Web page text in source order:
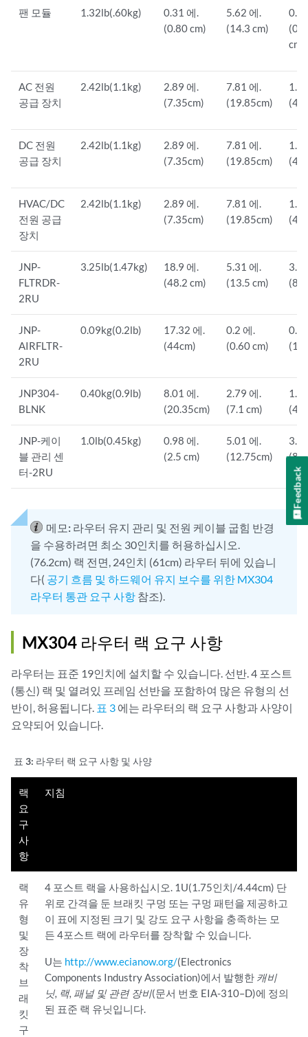
팬 모듈 1.32lb(.60kg)
0.31 에.
(0.80 cm)
5.62 에.
(14.3 cm)
cm)
AC 전원
공급 장치
2.42lb(1.1kg)
2.89 에.
(7.35cm)
7.81 에.
(19.85cm)
DC 전원
공급 장치
2.42lb(1.1kg)
2.89 에.
(7.35cm)
7.81 에.
(19.85cm)
HVAC/DC
전원 공급
장치
2.42lb(1.1kg)
2.89 에.
(7.35cm)
7.81 에.
(19.85cm)
JNP-
FLTRDR-
2RU
3.25lb(1.47kg)
18.9 에.
(48.2 cm)
5.31 에.
(13.5 cm)
JNP-
AIRFLTR-
2RU
0.09kg(0.2lb)
17.32 에.
(44cm)
0.2 에.
(0.60 cm)
JNP304-
BLNK
0.40kg(0.9lb)
8.01 에.
(20.35cm)
2.79 에.
(7.1 cm)
JNP-케이
블 관리 센
터-2RU
1.0lb(0.45kg)
0.98 에.
(2.5 cm)
5.01 에.
(12.75cm)
메모: 라우터 유지 관리 및 전원 케이블 굽힘 반경
을 수용하려면 최소 30인치를 허용하십시오.
(76.2cm) 랙 전면, 24인치 (61cm) 라우터 뒤에 있습니
다( 공기 흐름 및 하드웨어 유지 보수를 위한 MX304
라우터 통관 요구 사항 참조).
MX304 라우터 랙 요구 사항
라우터는 표준 19인치에 설치할 수 있습니다. 선반. 4 포스트
(통신) 랙 및 열려있 프레임 선반을 포함하여 많은 유형의 선
반이, 허용됩니다. 표 3 에는 라우터의 랙 요구 사항과 사양이
요약되어 있습니다.
표 3: 라우터 랙 요구 사항 및 사양
랙
요
구
사
항
지침
랙
유
형
및
장
착
브
래
킷
구
4 포스트 랙을 사용하십시오. 1U(1.75인치/4.44cm) 단
위로 간격을 둔 브래킷 구멍 또는 구멍 패턴을 제공하고
이 표에 지정된 크기 및 강도 요구 사항을 충족하는 모
든 4포스트 랙에 라우터를 장착할 수 있습니다.
U는 http://www.ecianow.org/(Electronics
Components Industry Association)에서 발행한 캐비
닛, 랙, 패널 및 관련 장비(문서 번호 EIA-310–D)에 정의
된 표준 랙 유닛입니다.
Feedback